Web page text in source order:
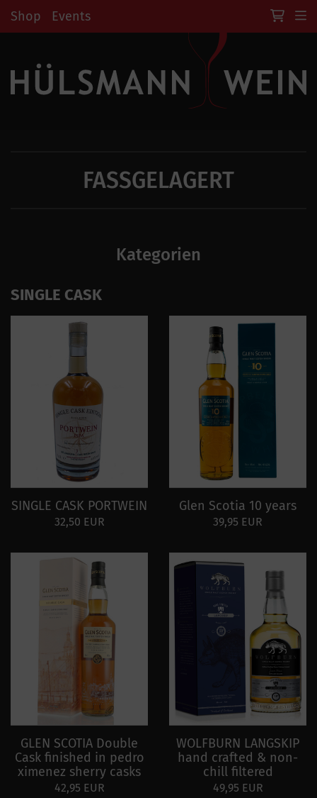
Shop Events
FASSGELAGERT
Kategorien
SINGLE CASK
SINGLE CASK PORTWEIN
32,50 EUR
Glen Scotia 10 years
39,95 EUR
GLEN SCOTIA Double
Cask finished in pedro
ximenez sherry casks
42,95 EUR
WOLFBURN LANGSKIP
hand crafted & non-
chill filtered
49,95 EUR